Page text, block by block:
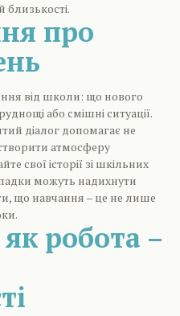
про
від школи: що нового
або смішні ситуації.
діалог допомагає не
атмосферу
свої історії зі шкільних
можуть надихнути
що навчання – це не лише
робота –